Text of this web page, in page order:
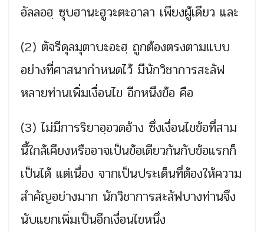
อัลลอฮฺ ซุบฮานะฮูวะตะอาลา เพียงผู้เดียว และ
(2) ตัจรีดุลมุตาบะอะฮฺ ถูกต้องตรงตามแบบ
อย่างที่ศาสนากำหนดไว้ มีนักวิชาการสะลัฟ
หลายท่านเพิ่มเงื่อนไข อีกหนึงข้อ คือ
(3) ไม่มีการริยาอฺอวดอ้าง ซึ่งเงื่อนไขข้อที่สาม
นี้ใกล้เคียงหรืออาจเป็นข้อเดียวกันกับข้อแรกก็
เป็นได้ แต่เนื่อง จากเป็นประเด็นที่ต้องให้ความ
สำคัญอย่างมาก นักวิชาการสะลัฟบางท่านจึง
นับแยกเพิ่มเป็นอีกเงื่อนไขหนึ่ง